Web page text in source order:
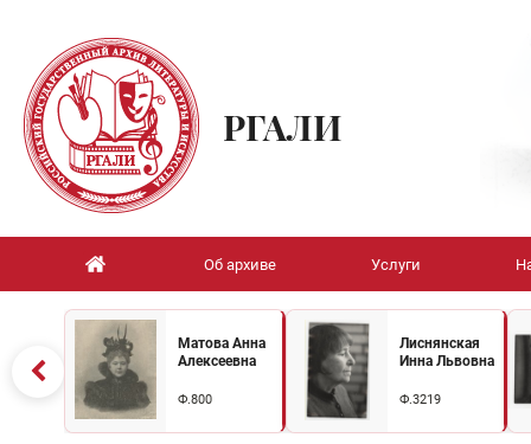
РГАЛИ
Об архиве Услуги
Матова Анна
Алексеевна
Ф.800
Лиснянская
Инна Львовна
Ф.3219